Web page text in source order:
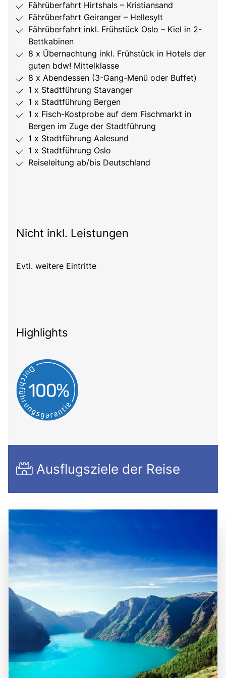
Fährüberfahrt Hirtshals – Kristiansand
Fährüberfahrt Geiranger – Hellesylt
Fährüberfahrt inkl. Frühstück Oslo – Kiel in 2-
Bettkabinen
8 x Übernachtung inkl. Frühstück in Hotels der
guten bdw! Mittelklasse
8 x Abendessen (3-Gang-Menü oder Buffet)
1 x Stadtführung Stavanger
1 x Stadtführung Bergen
1 x Fisch-Kostprobe auf dem Fischmarkt in
Bergen im Zuge der Stadtführung
1 x Stadtführung Aalesund
1 x Stadtführung Oslo
Reiseleitung ab/bis Deutschland
Nicht inkl. Leistungen
Evtl. weitere Eintritte
Highlights
Ausflugsziele der Reise